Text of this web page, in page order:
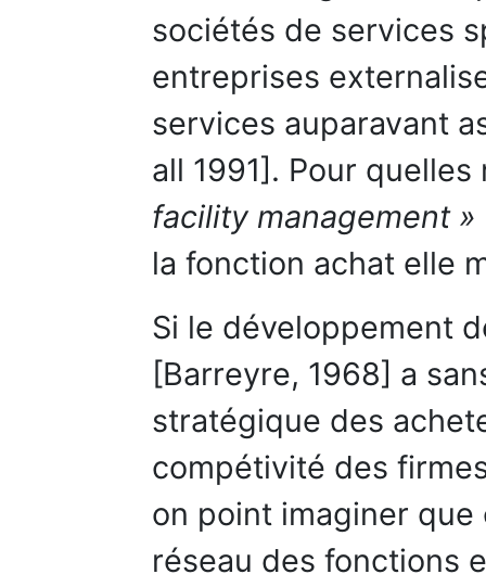
sociétés de services
entreprises
services auparavant
all 1991]. Pour
facility management »
la fonction achat elle
Si le développement
[Barreyre, 1968] a
stratégique des
compétivité des
on point imaginer
réseau des fonctions